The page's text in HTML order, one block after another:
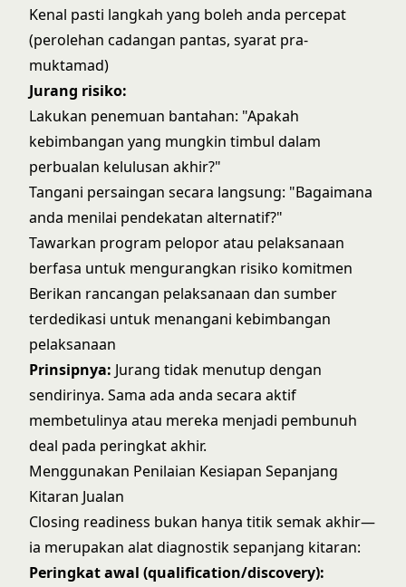
Kenal pasti langkah yang boleh anda percepat
(perolehan cadangan pantas, syarat pra-
muktamad)
Jurang risiko:
Lakukan penemuan bantahan: "Apakah
kebimbangan yang mungkin timbul dalam
perbualan kelulusan akhir?"
Tangani persaingan secara langsung: "Bagaimana
anda menilai pendekatan alternatif?"
Tawarkan program pelopor atau pelaksanaan
berfasa untuk mengurangkan risiko komitmen
Berikan rancangan pelaksanaan dan sumber
terdedikasi untuk menangani kebimbangan
pelaksanaan
Prinsipnya: Jurang tidak menutup dengan
sendirinya. Sama ada anda secara aktif
membetulinya atau mereka menjadi pembunuh
deal pada peringkat akhir.
Menggunakan Penilaian Kesiapan Sepanjang
Kitaran Jualan
Closing readiness bukan hanya titik semak akhir—
ia merupakan alat diagnostik sepanjang kitaran:
Peringkat awal (qualification/discovery):